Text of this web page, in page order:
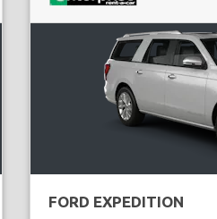
FORD EXPEDITION